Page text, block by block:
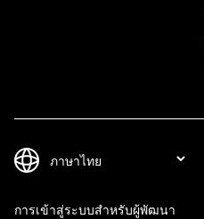
การเข้าสู่ระบบสำหรับผู้พัฒนา